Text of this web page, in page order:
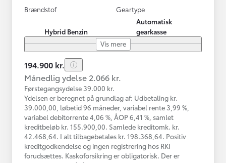
Brændstof
Hybrid Benzin
Geartype
Automatisk
gearkasse
Vis mere
194.900 kr.
Månedlig ydelse 2.066 kr.
Førstegangsydelse 39.000 kr.
Ydelsen er beregnet på grundlag af: Udbetaling kr.
39.000,00, løbetid 96 måneder, variabel rente 3,99 %,
variabel debitorrente 4,06 %, ÅOP 6,41 %, samlet
kreditbeløb kr. 155.900,00. Samlede kreditomk. kr.
42.468,64. I alt tilbagebetales kr. 198.368,64. Positiv
kreditgodkendelse og ingen registrering hos RKI
forudsættes. Kaskoforsikring er obligatorisk. Der er